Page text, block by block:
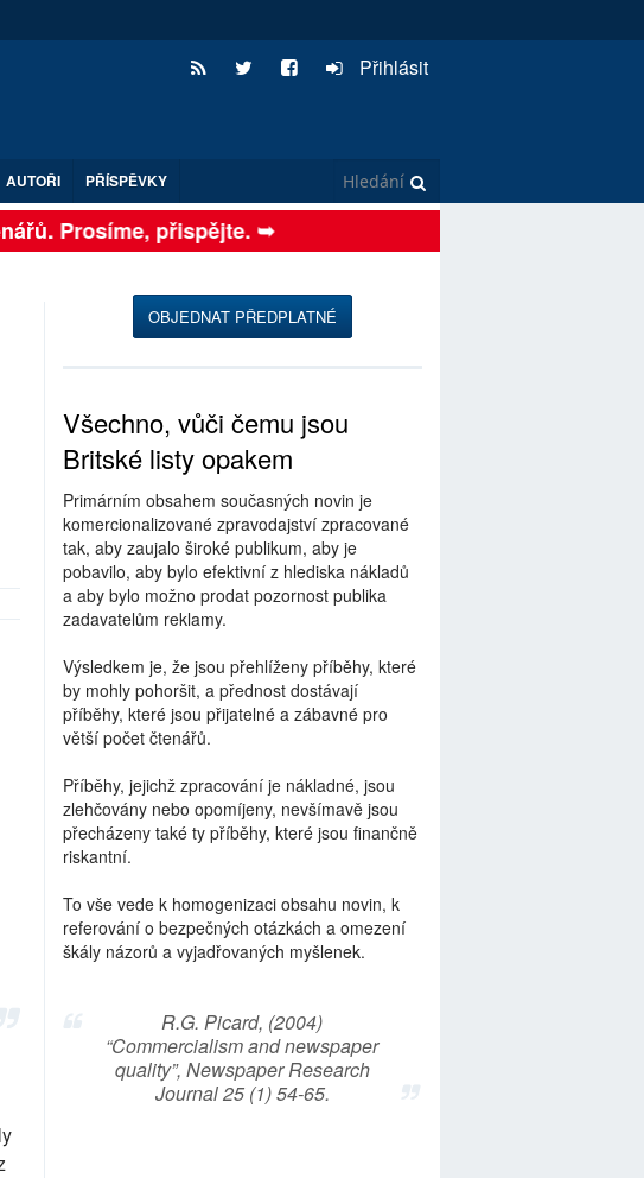
Přihlásit
AUTOŘI PŘÍSPĚVKY
Prosíme, přispějte. ➥
OBJEDNAT PŘEDPLATNÉ
Všechno, vůči čemu jsou
Britské listy opakem
Primárním obsahem současných novin je
komercionalizované zpravodajství zpracované
tak, aby zaujalo široké publikum, aby je
pobavilo, aby bylo efektivní z hlediska nákladů
a aby bylo možno prodat pozornost publika
zadavatelům reklamy.
Výsledkem je, že jsou přehlíženy příběhy, které
by mohly pohoršit, a přednost dostávají
příběhy, které jsou přijatelné a zábavné pro
větší počet čtenářů.
Příběhy, jejichž zpracování je nákladné, jsou
zlehčovány nebo opomíjeny, nevšímavě jsou
přecházeny také ty příběhy, které jsou finančně
riskantní.
To vše vede k homogenizaci obsahu novin, k
referování o bezpečných otázkách a omezení
škály názorů a vyjadřovaných myšlenek.
R.G. Picard, (2004)
“Commercialism and newspaper
quality”, Newspaper Research
Journal 25 (1) 54-65.